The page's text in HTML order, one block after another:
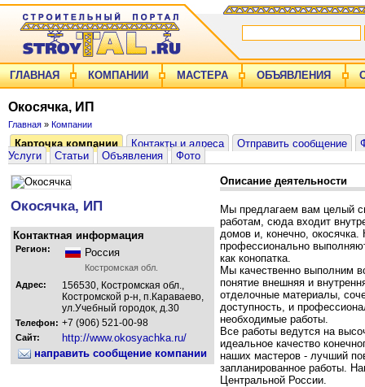
ГЛАВНАЯ КОМПАНИИ МАСТЕРА ОБЪЯВЛЕНИЯ
Окосячка, ИП
Главная » Компании
Карточка компании Контакты и адреса Отправить сообщение
Услуги
Статьи Объявления Фото
Окосячка, ИП
Контактная информация
Регион: Россия
Костромская обл.
Адрес:
156530, Костромская обл.,
Костромской р-н, п.Караваево,
ул.Учебный городок, д.30
Телефон: +7 (906) 521-00-98
Сайт:
http://www.okosyachka.ru/
направить сообщение компании
Описание деятельности
Мы предлагаем вам целый
работам, сюда входит
домов и, конечно,
профессионально
как конопатка.
Мы качественно выполним
понятие внешняя и
отделочные материалы,
доступность, и
необходимые работы.
Все работы ведутся на
идеальное качество
наших мастеров - лучший
запланированное работы.
Центральной России.